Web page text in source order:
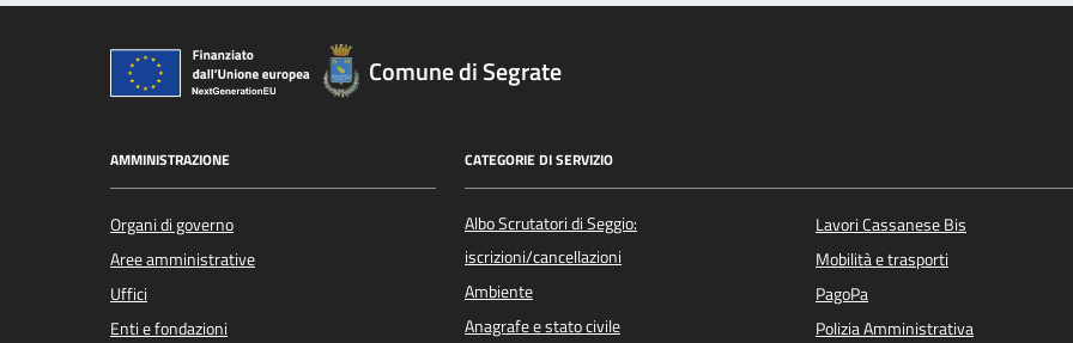
Comune di Segrate
AMMINISTRAZIONE
Organi di governo
Aree amministrative
Uffici
Enti e fondazioni
CATEGORIE DI SERVIZIO
Albo Scrutatori di Seggio:
iscrizioni/cancellazioni
Ambiente
Anagrafe e stato civile
Lavori Cassanese Bis
Mobilità e trasporti
PagoPa
Polizia Amministrativa